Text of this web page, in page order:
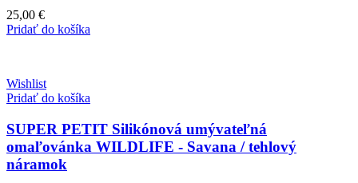
25,00 €
Pridať do košíka
Wishlist
Pridať do košíka
SUPER PETIT Silikónová umývateľná
omaľovánka WILDLIFE - Savana / tehlový
náramok